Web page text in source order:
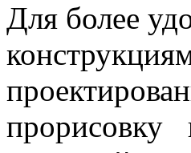
Для более